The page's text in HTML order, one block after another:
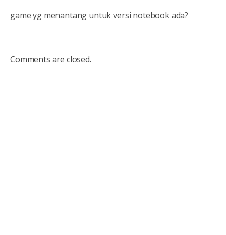
game yg menantang untuk versi notebook ada?
Comments are closed.